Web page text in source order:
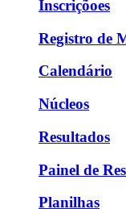
Inscriçõoes
Registro de
Calendário
Núcleos
Resultados
Painel de
Planilhas